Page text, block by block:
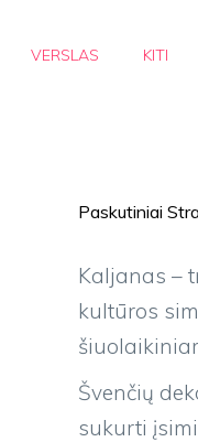
VERSLAS KITI
Paskutiniai
Kaljanas –
kultūros
Švenčių
sukurti